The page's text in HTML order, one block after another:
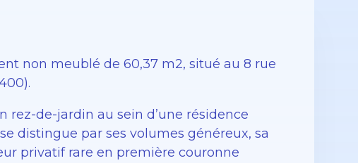
non meublé de 60,37 m2, situé au 8 rue
de-jardin au sein d’une résidence
distingue par ses volumes généreux, sa
privatif rare en première couronne